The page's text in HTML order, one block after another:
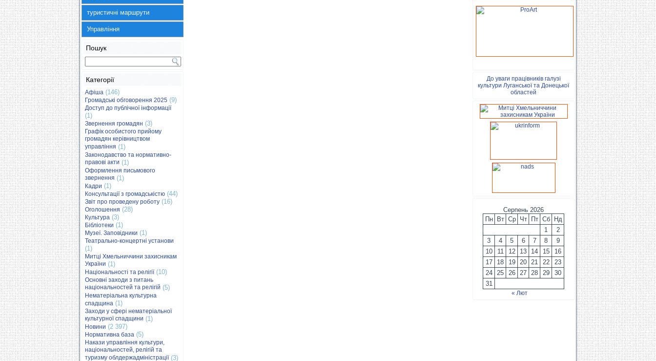
туристичні маршрути
Управління
Пошук
Категорії
Афіша (146)
Громадські обговорення 2025 (9)
Доступ до публічної інформації
(1)
Звернення громадян (3)
Графік особистого прийому
громадян керівництвом
управління (1)
Законодавство та нормативно-
правові акти (1)
Оформлення письмового
звернення (1)
Кадри (1)
Консультації з громадськістю (44)
Звіт про проведену роботу (16)
Оголошення (28)
Культура (3)
Бібліотеки (1)
Музеї. Заповідники (1)
Театрально-концертні установи
(1)
Митці Хмельниччини захисникам
України (1)
Національності та релігії(10)
Основні заходи з питань
національностей та релігій (5)
Нематеріальна культурна
спадщина (1)
Заходи у сфері нематеріальної
культурної спадщини (1)
Новини (2 397)
Нормативна база (5)
Накази управління культури,
національностей, релігій та
туризму облдержадміністрації(3)
До уваги працівників галузі
культури Луганської та Донецької
областей
Серпень 2026
Пн
Вт Ср Чт Пт Сб
Нд
1
2
3
4 5 6 7 8
9
10
11 12 13 14 15
16
17
18 19 20 21 22
23
24
25 26 27 28 29
30
31
« Лют